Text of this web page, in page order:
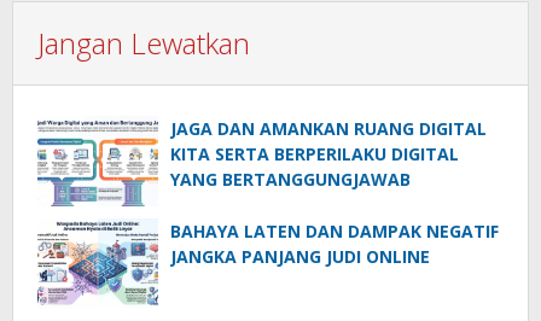
Jangan Lewatkan
JAGA DAN AMANKAN RUANG DIGITAL
KITA SERTA BERPERILAKU DIGITAL
YANG BERTANGGUNGJAWAB
BAHAYA LATEN DAN DAMPAK NEGATIF
JANGKA PANJANG JUDI ONLINE